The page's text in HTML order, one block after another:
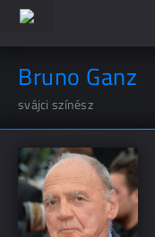
Bruno Ganz
svájci színész